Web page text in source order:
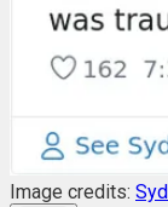
Image credits: